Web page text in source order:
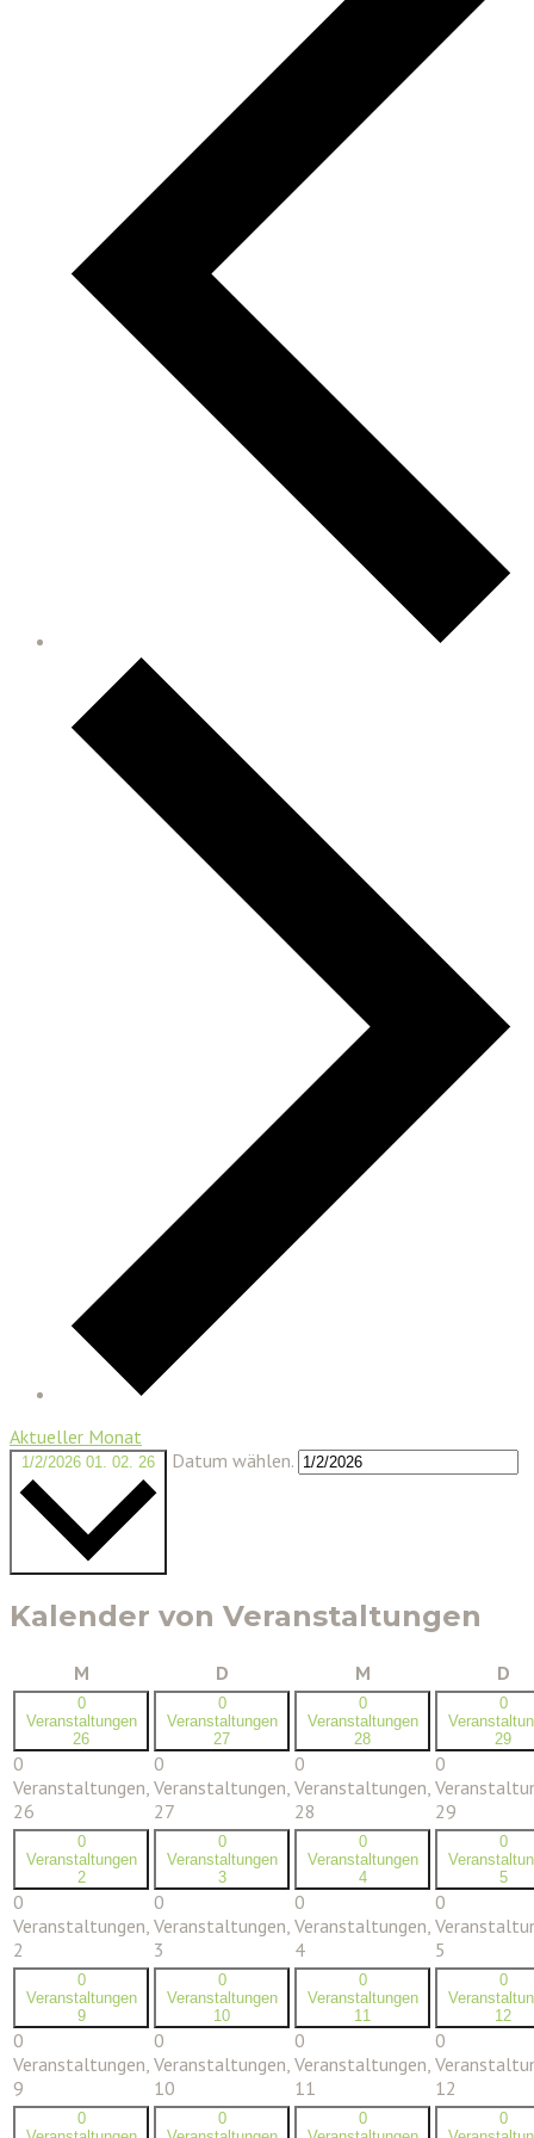
Aktueller Monat
1/2/2026 01. 02. 26 Datum wählen.
Kalender von Veranstaltungen
MMontag DDienstag MMittwoch D
0
Veranstaltungen
26
0
Veranstaltungen,
26
0
Veranstaltungen
27
0
Veranstaltungen,
27
0
Veranstaltungen
28
0
Veranstaltungen,
28
0
29
0
29
0
Veranstaltungen
2
0
Veranstaltungen,
2
0
Veranstaltungen
3
0
Veranstaltungen,
3
0
Veranstaltungen
4
0
Veranstaltungen,
4
0
5
0
5
0
Veranstaltungen
9
0
Veranstaltungen,
9
0
Veranstaltungen
10
0
Veranstaltungen,
10
0
Veranstaltungen
11
0
Veranstaltungen,
11
0
12
0
12
0
0
0
0